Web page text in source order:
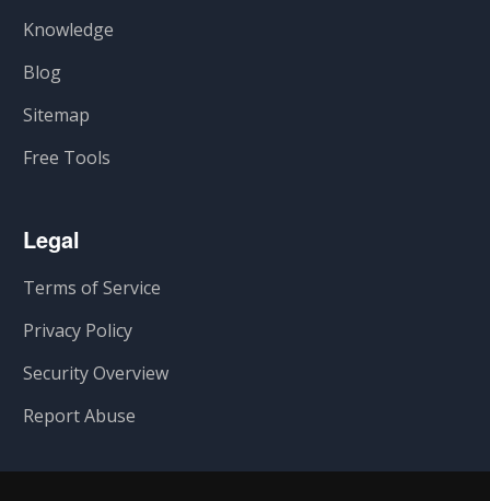
Knowledge
Blog
Sitemap
Free Tools
Legal
Terms of Service
Privacy Policy
Security Overview
Report Abuse